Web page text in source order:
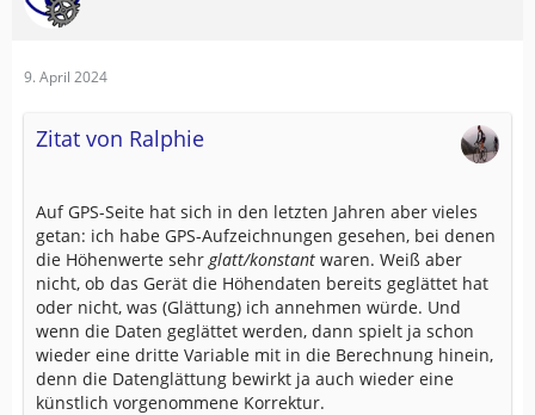
9. April 2024
Zitat von Ralphie
Auf GPS-Seite hat sich in den letzten Jahren aber vieles
getan: ich habe GPS-Aufzeichnungen gesehen, bei denen
die Höhenwerte sehr glatt/konstant waren. Weiß aber
nicht, ob das Gerät die Höhendaten bereits geglättet hat
oder nicht, was (Glättung) ich annehmen würde. Und
wenn die Daten geglättet werden, dann spielt ja schon
wieder eine dritte Variable mit in die Berechnung hinein,
denn die Datenglättung bewirkt ja auch wieder eine
künstlich vorgenommene Korrektur.